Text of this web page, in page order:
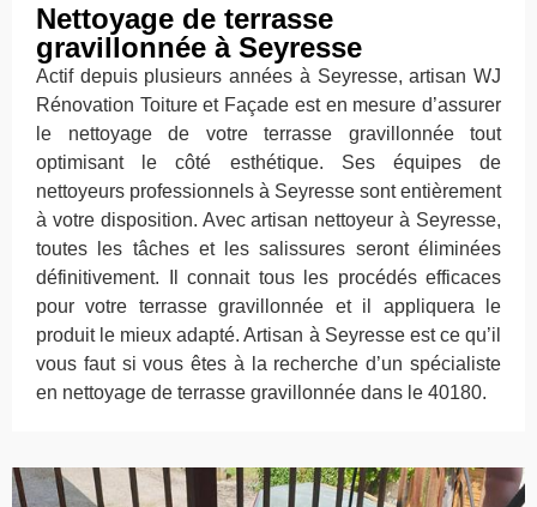
Nettoyage de terrasse
gravillonnée à Seyresse
Actif depuis plusieurs années à Seyresse, artisan WJ
Rénovation Toiture et Façade est en mesure d’assurer
le nettoyage de votre terrasse gravillonnée tout
optimisant le côté esthétique. Ses équipes de
nettoyeurs professionnels à Seyresse sont entièrement
à votre disposition. Avec artisan nettoyeur à Seyresse,
toutes les tâches et les salissures seront éliminées
définitivement. Il connait tous les procédés efficaces
pour votre terrasse gravillonnée et il appliquera le
produit le mieux adapté. Artisan à Seyresse est ce qu’il
vous faut si vous êtes à la recherche d’un spécialiste
en nettoyage de terrasse gravillonnée dans le 40180.